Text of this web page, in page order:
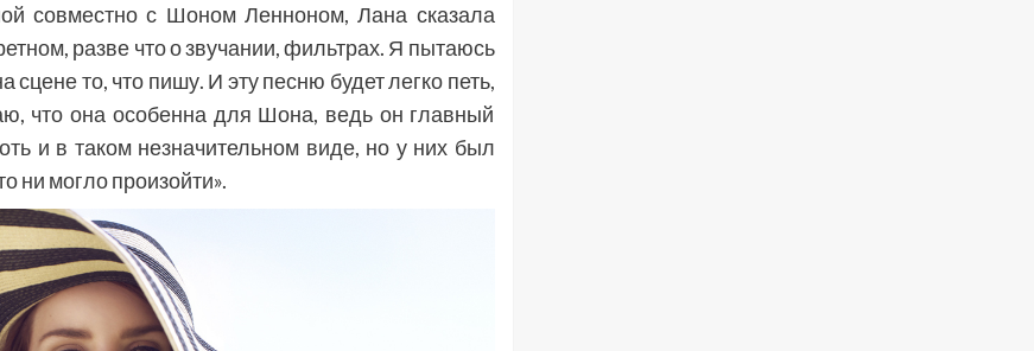
совместно с Шоном Ленноном, Лана сказала
разве что о звучании, фильтрах. Я пытаюсь
то, что пишу. И эту песню будет легко петь,
что она особенна для Шона, ведь он главный
и в таком незначительном виде, но у них был
ни могло произойти».